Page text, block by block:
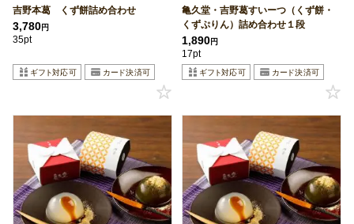
吉野本葛 くず餅詰め合わせ
3,780円
35pt
亀久堂・吉野葛すいーつ（くず餅・
くずぷりん）詰め合わせ１段
1,890円
17pt